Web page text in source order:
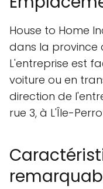
House to Home
dans la province
L'entreprise est
voiture ou en
direction de
rue 3, à L'Île-